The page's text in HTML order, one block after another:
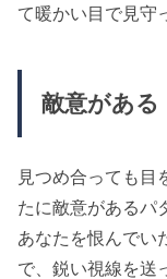
て暖かい目で見守
敵意がある
見つめ合っても目
たに敵意があるパ
あなたを恨んでい
で、鋭い視線を送